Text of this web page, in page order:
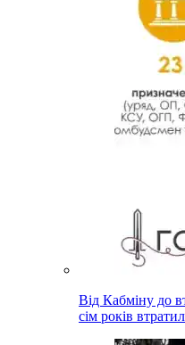
Від Кабміну до
сім років